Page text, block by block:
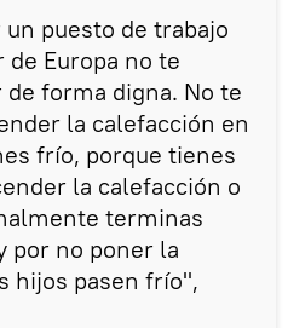
puesto de trabajo
Europa no te
forma digna. No te
la calefacción en
frío, porque tienes
la calefacción o
terminas
por no poner la
hijos pasen frío",